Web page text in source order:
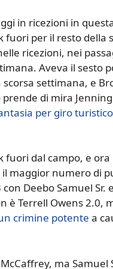
in ricezioni in
per il resto della
ricezioni, nei
Aveva il sesto
scorsa settimana, e
di mira
per giro turistico
fuori dal campo, e ora
maggior numero di
Deebo Samuel Sr.
è Terrell Owens
crimine potente a
ma